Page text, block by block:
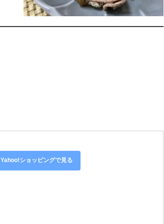
Yahoo!ショッピングで見る